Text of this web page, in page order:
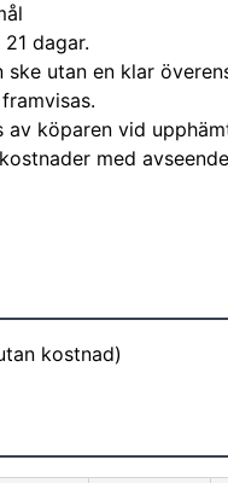
dagar.
ske utan en klar
köparen vid
med
kostnad)